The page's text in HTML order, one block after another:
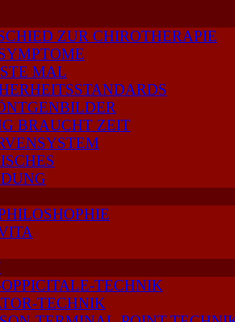
ZUR CHIROTHERAPIE
MAL
BRAUCHT ZEIT
TECHNIK
TECHNIK